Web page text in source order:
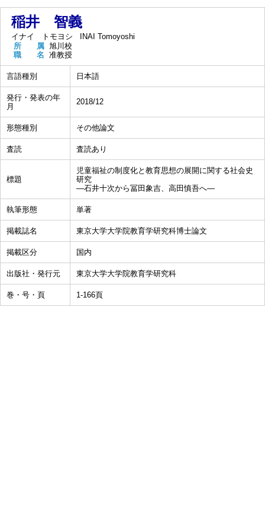
稲井 智義
イナイ トモヨシ
INAI Tomoyoshi
所 属 旭川校
職 名 准教授
言語種別 日本語
発行・発表の年
月
2018/12
形態種別 その他論文
査読 査読あり
標題
児童福祉の制度化と教育思想の展開に関する社会史
研究
―石井十次から冨田象吉、高田慎吾へ―
執筆形態 単著
掲載誌名 東京大学大学院教育学研究科博士論文
掲載区分 国内
出版社・発行元 東京大学大学院教育学研究科
巻・号・頁 1-166頁